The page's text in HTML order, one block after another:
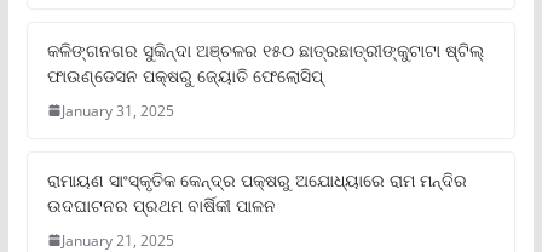
କଳିଙ୍ଗନଗର ସୁକିନ୍ଦା ଅଞ୍ଚଳର ୧୫୦ ଛାତ୍ରଛାତ୍ରୀଙ୍କୁଟାଟା ଷ୍ଟିଲ୍
ଫାଉଣ୍ଡେସନ ପକ୍ଷରୁ ଜ୍ୟୋତି ଫେଲୋସିପ୍‌
January 31, 2025
ରାମାୟଣ ସାଂସ୍କୃତିକ କେନ୍ଦ୍ର ପକ୍ଷରୁ ଅଯୋଧ୍ୟାରେ ରାମ ମନ୍ଦିର
ଉଦଘାଟନର ପ୍ରଥମ ବାର୍ଷିକୀ ପାଳନ
January 21, 2025